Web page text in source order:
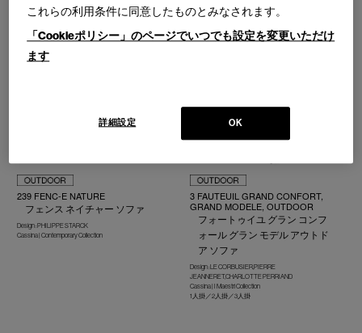
061 SOLEIL OUTDOOR
ソレイユ アウトドア ラグ
273 MEX-HI OUTDOOR
メックス-ハイ アウトドア シス
テムソファ／ローテーブル
239 FENC-E NATURE
フェンス ネイチャー ソファ
Design : PHILIPPE STARCK
Cassina | Contemporary Collection
3 FAUTEUIL GRAND CONFORT,
GRAND MODELE, OUTDOOR
フォートゥイユ グラン コンフ
ォール グラン モデル アウトド
ア ソファ
Design : LE CORBUSIER,PIERRE
JEANNERET,CHARLOTTE PERRIAND
Cassina | I Maestri Collection
1人掛／2人掛／3人掛
これらの利用条件に同意したものとみなされます。
「Cookieポリシー」のページでいつでも設定を変更いただけ
ます
OK
詳細設定